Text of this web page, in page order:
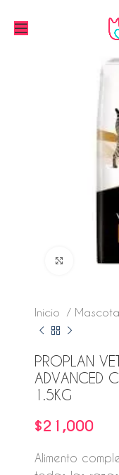
Click to
Inicio Mascota
PROPLAN
ADVANCED
1.5KG
$21,000
Alimento